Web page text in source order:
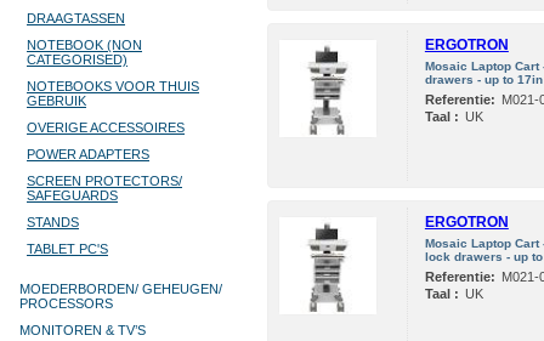
DRAAGTASSEN
NOTEBOOK (NON
CATEGORISED)
NOTEBOOKS VOOR THUIS
GEBRUIK
OVERIGE ACCESSOIRES
POWER ADAPTERS
SCREEN PROTECTORS/
SAFEGUARDS
STANDS
TABLET PC'S
MOEDERBORDEN/ GEHEUGEN/
PROCESSORS
MONITOREN & TV’S
ERGOTRON
Mosaic Laptop
drawers - up to 17in
Referentie: M021-
Taal : UK
ERGOTRON
Mosaic Laptop Cart
lock drawers - up
Referentie: M021-
Taal : UK